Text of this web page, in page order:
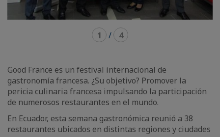
1 / 4
Good France es un festival internacional de
gastronomía francesa. ¿Su objetivo? Promover la
pericia culinaria francesa impulsando la participación
de numerosos restaurantes en el mundo.
En Ecuador, esta semana gastronómica reunió a 38
restaurantes ubicados en distintas regiones y ciudades